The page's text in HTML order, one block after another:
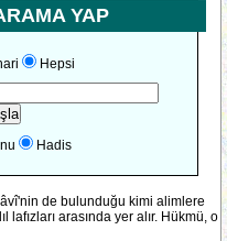
YAP
Hepsi
Hadis
de bulunduğu kimi alimlere
lafızları arasında yer alır. Hükmü, o